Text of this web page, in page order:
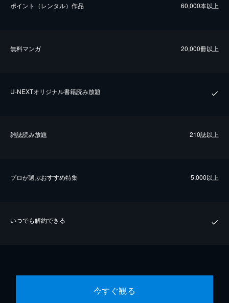
ポイント（レンタル）作品 60,000本以上
無料マンガ 20,000冊以上
U-NEXTオリジナル書籍読み放題
雑誌読み放題 210誌以上
プロが選ぶおすすめ特集 5,000以上
いつでも解約できる
今すぐ観る